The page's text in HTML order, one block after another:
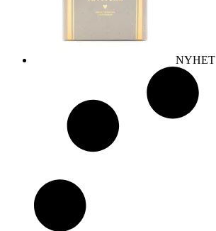
NYHET